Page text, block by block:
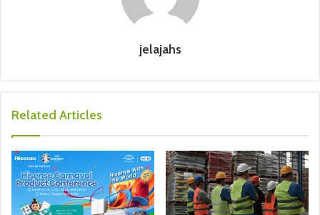
jelajahs
Related Articles